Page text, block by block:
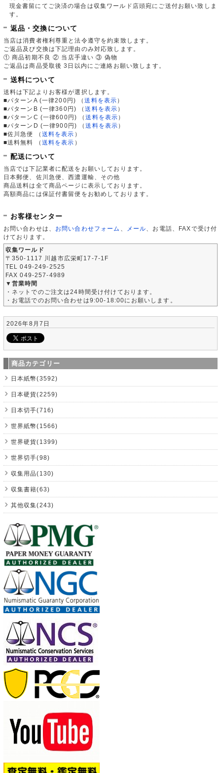
現金書留にてご決済の場合は収集ワールド店頭宛にご送付お願い致しま
す。
返品・交換について
当店は消費者権利尊重と法令遵守を約束致します。
ご返品及び交換は下記理由のみ対応致します。
① 商品初期不良 ② 当店手違い ③ 偽物
ご返品は商品受取後 3日以内にご連絡お願い致します。
送料について
送料は下記よりお客様が選択します。
■パターンA (一律200円)
（送料を表示 ）
■パターンB (一律360円)
（送料を表示 ）
■パターンC (一律600円)
（送料を表示 ）
■パターンD (一律900円)
（送料を表示 ）
■佐川急便
（ 送料を表示 ）
■送料無料
（ 送料を表示 ）
配送について
当店では下記業者に配送をお願いしております。
日本郵便、佐川急便、西濃運輸、その他
商品送料は全て商品ページに表示しております。
高額商品には保証付書留便をお勧めしております。
お客様センター
お問い合わせは、 お問い合わせフォーム メール 、お電話、FAXで受け付
けております。
収集ワールド
〒350-1117 川越市広栄町17-7-1F
TEL 049-249-2525
FAX 049-257-4989
▼営業時間
・ネットでのご注文は24時間受け付けております。
・お電話でのお問い合わせは9:00-18:00にお願いします。
2026年8月7日
商品カテゴリー
日本紙幣(3592)
日本硬貨(2259)
日本切手(716)
世界紙幣(1566)
世界硬貨(1399)
世界切手(98)
収集用品(130)
収集書籍(63)
其他収集(243)